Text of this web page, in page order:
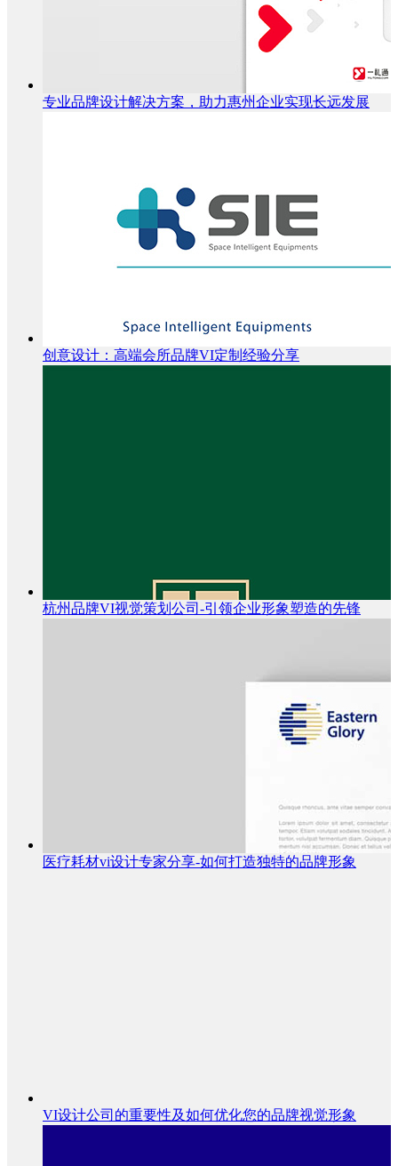
专业品牌设计解决方案，助力惠州企业实现长远发展
创意设计：高端会所品牌VI定制经验分享
杭州品牌VI视觉策划公司-引领企业形象塑造的先锋
医疗耗材vi设计专家分享-如何打造独特的品牌形象
VI设计公司的重要性及如何优化您的品牌视觉形象